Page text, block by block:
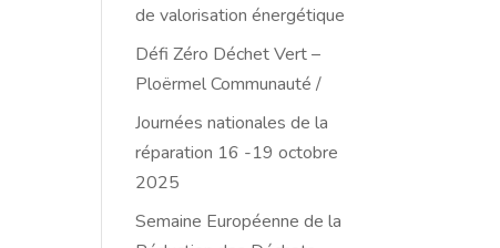
de valorisation énergétique
Défi Zéro Déchet Vert –
Ploërmel Communauté /
Journées nationales de la
réparation 16 -19 octobre
2025
Semaine Européenne de la